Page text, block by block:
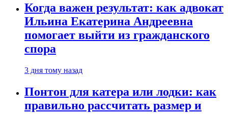
Когда важен результат: как адвокат
Ильина Екатерина Андреевна
помогает выйти из гражданского
спора
3 дня тому назад
Понтон для катера или лодки: как
правильно рассчитать размер и